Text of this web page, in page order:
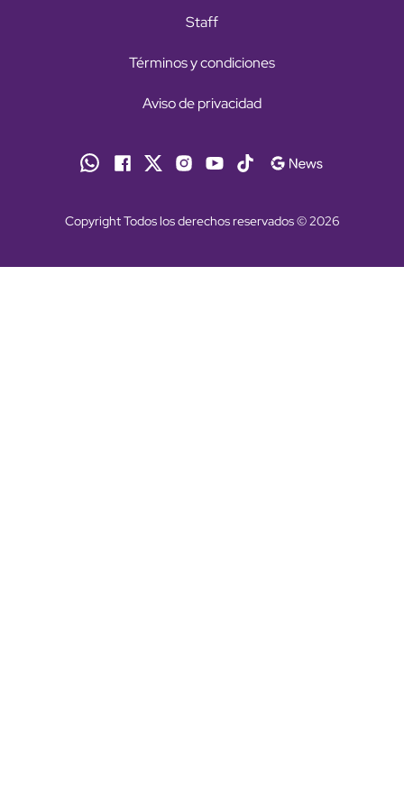
Staff
Términos y condiciones
Aviso de privacidad
Copyright Todos los derechos reservados © 2026